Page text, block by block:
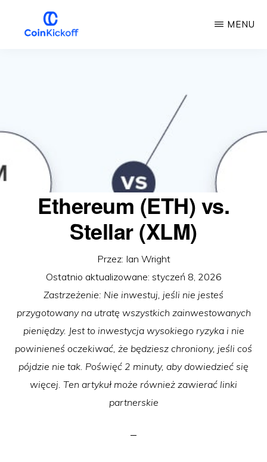
MENU
Ethereum (ETH) vs.
Stellar (XLM)
Przez: Ian Wright
Ostatnio aktualizowane: styczeń 8, 2026
Zastrzeżenie: Nie inwestuj, jeśli nie jesteś
przygotowany na utratę wszystkich zainwestowanych
pieniędzy. Jest to inwestycja wysokiego ryzyka i nie
powinieneś oczekiwać, że będziesz chroniony, jeśli coś
pójdzie nie tak. Poświęć 2 minuty, aby dowiedzieć się
więcej. Ten artykuł może również zawierać linki
partnerskie